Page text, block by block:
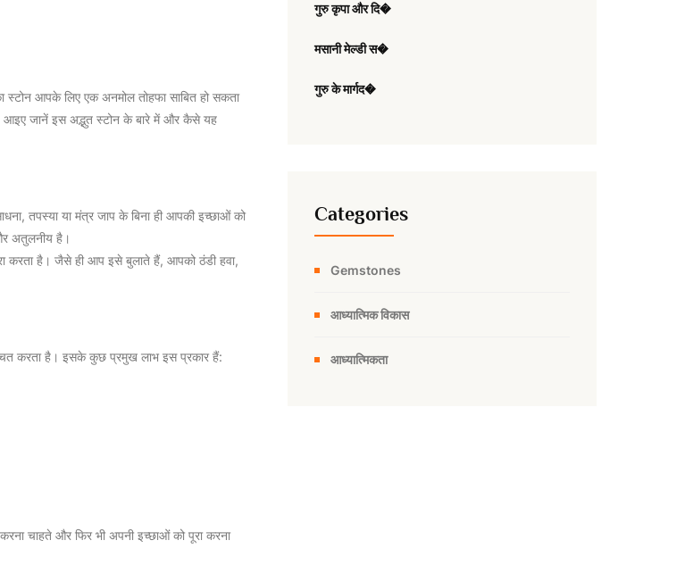
स्टोन आपके लिए एक अनमोल तोहफा साबित हो सकता
आइए जानें इस अद्भुत स्टोन के बारे में और कैसे यह
तपस्या या मंत्र जाप के बिना ही आपकी इच्छाओं को
अतुलनीय है।
करता है। जैसे ही आप इसे बुलाते हैं, आपको ठंडी हवा,
करता है। इसके कुछ प्रमुख लाभ इस प्रकार हैं:
चाहते और फिर भी अपनी इच्छाओं को पूरा करना
गुरु कृपा और दि�
मसानी मेल्डी स�
गुरु के मार्गद�
Categories
Gemstones
आध्यात्मिक विकास
आध्यात्मिकता